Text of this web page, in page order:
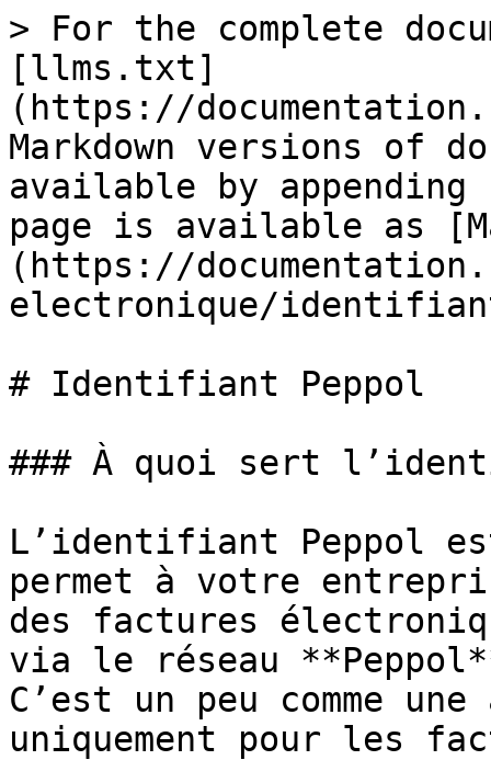
> For the complete
[llms.txt]
(https://
Markdown versions of
available by
page is available as
(https://
electronique/
# Identifiant Peppol
### À quoi sert
L’identifiant Peppol
permet à votre
des factures
via le réseau
C’est un peu comme
uniquement pour les